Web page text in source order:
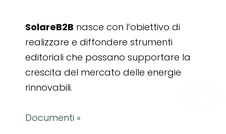
SolareB2B nasce con l’obiettivo di
realizzare e diffondere strumenti
editoriali che possano supportare la
crescita del mercato delle energie
rinnovabili.
Documenti »